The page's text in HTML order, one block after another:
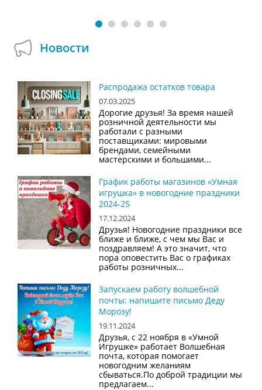
Новости
Распродажа остатков товара
07.03.2025
Дорогие друзья! За время нашей
розничной деятельности мы
работали с разными
поставщиками: мировыми
брендами, семейными
мастерскими и большими...
График работы магазинов «Умная
игрушка» в новогодние праздники
2024-25
17.12.2024
Друзья! Новогодние праздники все
ближе и ближе, с чем мы Вас и
поздравляем! А это значит, что
пора оповестить Вас о графиках
работы розничных...
Запускаем работу волшебной
почты: напишите письмо Деду
Морозу!
19.11.2024
Друзья, с 22 ноября в «Умной
Игрушке» работает Волшебная
почта, которая помогает
новогодним желаниям
сбываться.По доброй традиции мы
предлагаем...